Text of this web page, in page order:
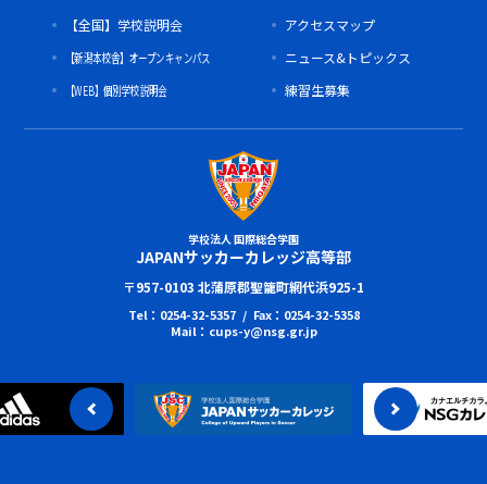
【全国】学校説明会
【新潟本校舎】オープンキャンパス
【WEB】個別学校説明会
アクセスマップ
ニュース&トピックス
練習生募集
学校法人 国際総合学園
JAPANサッカーカレッジ高等部
〒957-0103 北蒲原郡聖籠町網代浜925-1
Tel：0254-32-5357 / Fax：0254-32-5358
Mail：cups-y@nsg.gr.jp